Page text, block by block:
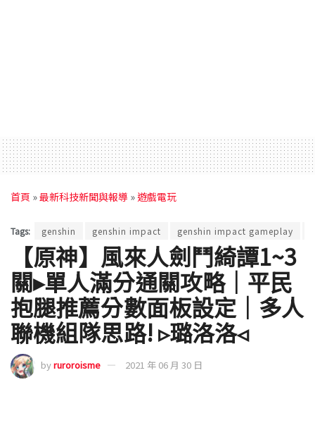
首頁 »最新科技新聞與報導 »遊戲電玩
Tags: genshin genshin impact genshin impact gameplay
【原神】風來人劍鬥綺譚1~3
關▸單人滿分通關攻略｜平民
抱腿推薦分數面板設定｜多人
聯機組隊思路! ▹璐洛洛◃
byruroroisme 2021 年 06 月 30 日